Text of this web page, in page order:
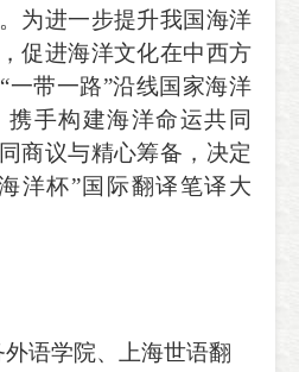
为进一步提升我国海洋
促进海洋文化在中西方
“一带一路”沿线国家海洋
手构建海洋命运共同
商议与精心筹备，决定
洋杯”国际翻译笔译大
外语学院、上海世语翻